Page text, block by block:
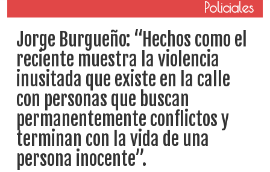
Policiales
Jorge Burgueño: “Hechos como el
reciente muestra la violencia
inusitada que existe en la calle
con personas que buscan
permanentemente conflictos y
terminan con la vida de una
persona inocente”.